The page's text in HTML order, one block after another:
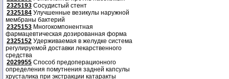
2325193 Сосудистый стент
2325184 Улучшенные везикулы наружной
мембраны бактерий
2325153 Многокомпонентная
фармацевтическая дозированная форма
2325152 Удерживаемая в желудке система
регулируемой доставки лекарственного
средства
2029955 Способ предоперационного
определения помутнения задней капсулы
хрусталика при экстракции катаракты